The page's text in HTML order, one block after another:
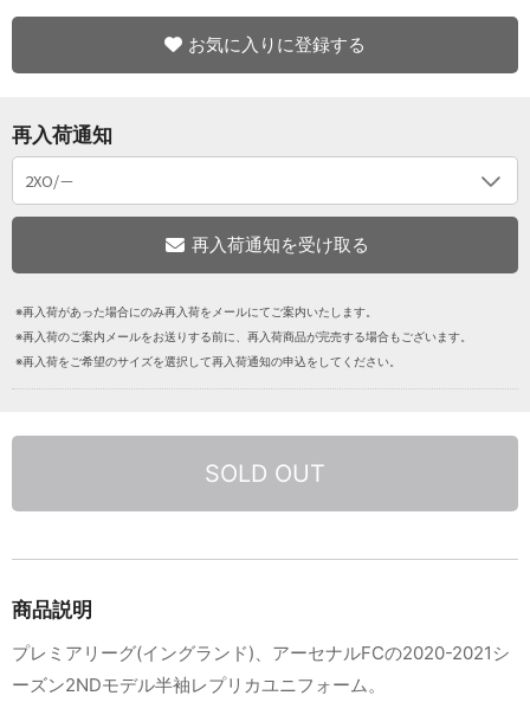
お気に入りに登録する
再入荷通知
※再入荷があった場合にのみ再入荷をメールにてご案内いたします。
※再入荷のご案内メールをお送りする前に、再入荷商品が完売する場合もございます。
※再入荷をご希望のサイズを選択して再入荷通知の申込をしてください。
SOLD OUT
商品説明
プレミアリーグ(イングランド)、アーセナルFCの2020-2021シ
ーズン2NDモデル半袖レプリカユニフォーム。